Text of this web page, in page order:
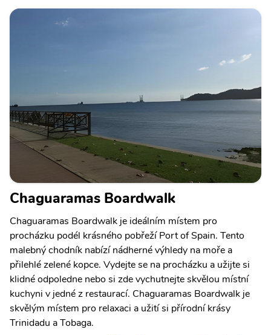
Chaguaramas Boardwalk
Chaguaramas Boardwalk je ideálním místem pro
procházku podél krásného pobřeží Port of Spain. Tento
malebný chodník nabízí nádherné výhledy na moře a
přilehlé zelené kopce. Vydejte se na procházku a užijte si
klidné odpoledne nebo si zde vychutnejte skvělou místní
kuchyni v jedné z restaurací. Chaguaramas Boardwalk je
skvělým místem pro relaxaci a užití si přírodní krásy
Trinidadu a Tobaga.